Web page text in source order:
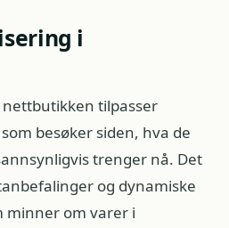
i
tilpasser
besøker siden, hva de
trenger nå. Det
og dynamiske
minner om varer i